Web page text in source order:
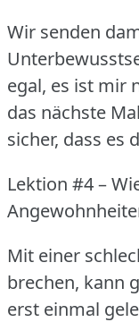
Wir senden
egal, es ist mir
das nächste
sicher, dass es
Lektion #4 –
Mit einer
brechen, kann
erst einmal